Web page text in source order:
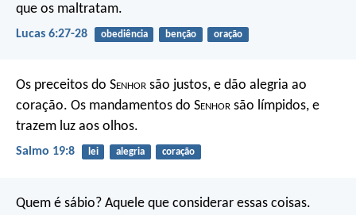
que os maltratam.
Lucas 6:27-28 obediência benção oração
Os preceitos do Senhor são justos, e dão alegria ao
coração. Os mandamentos do Senhor são límpidos, e
trazem luz aos olhos.
Salmo 19:8 lei alegria coração
Quem é sábio? Aquele que considerar essas coisas.